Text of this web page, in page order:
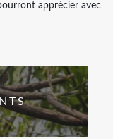
apprécier avec